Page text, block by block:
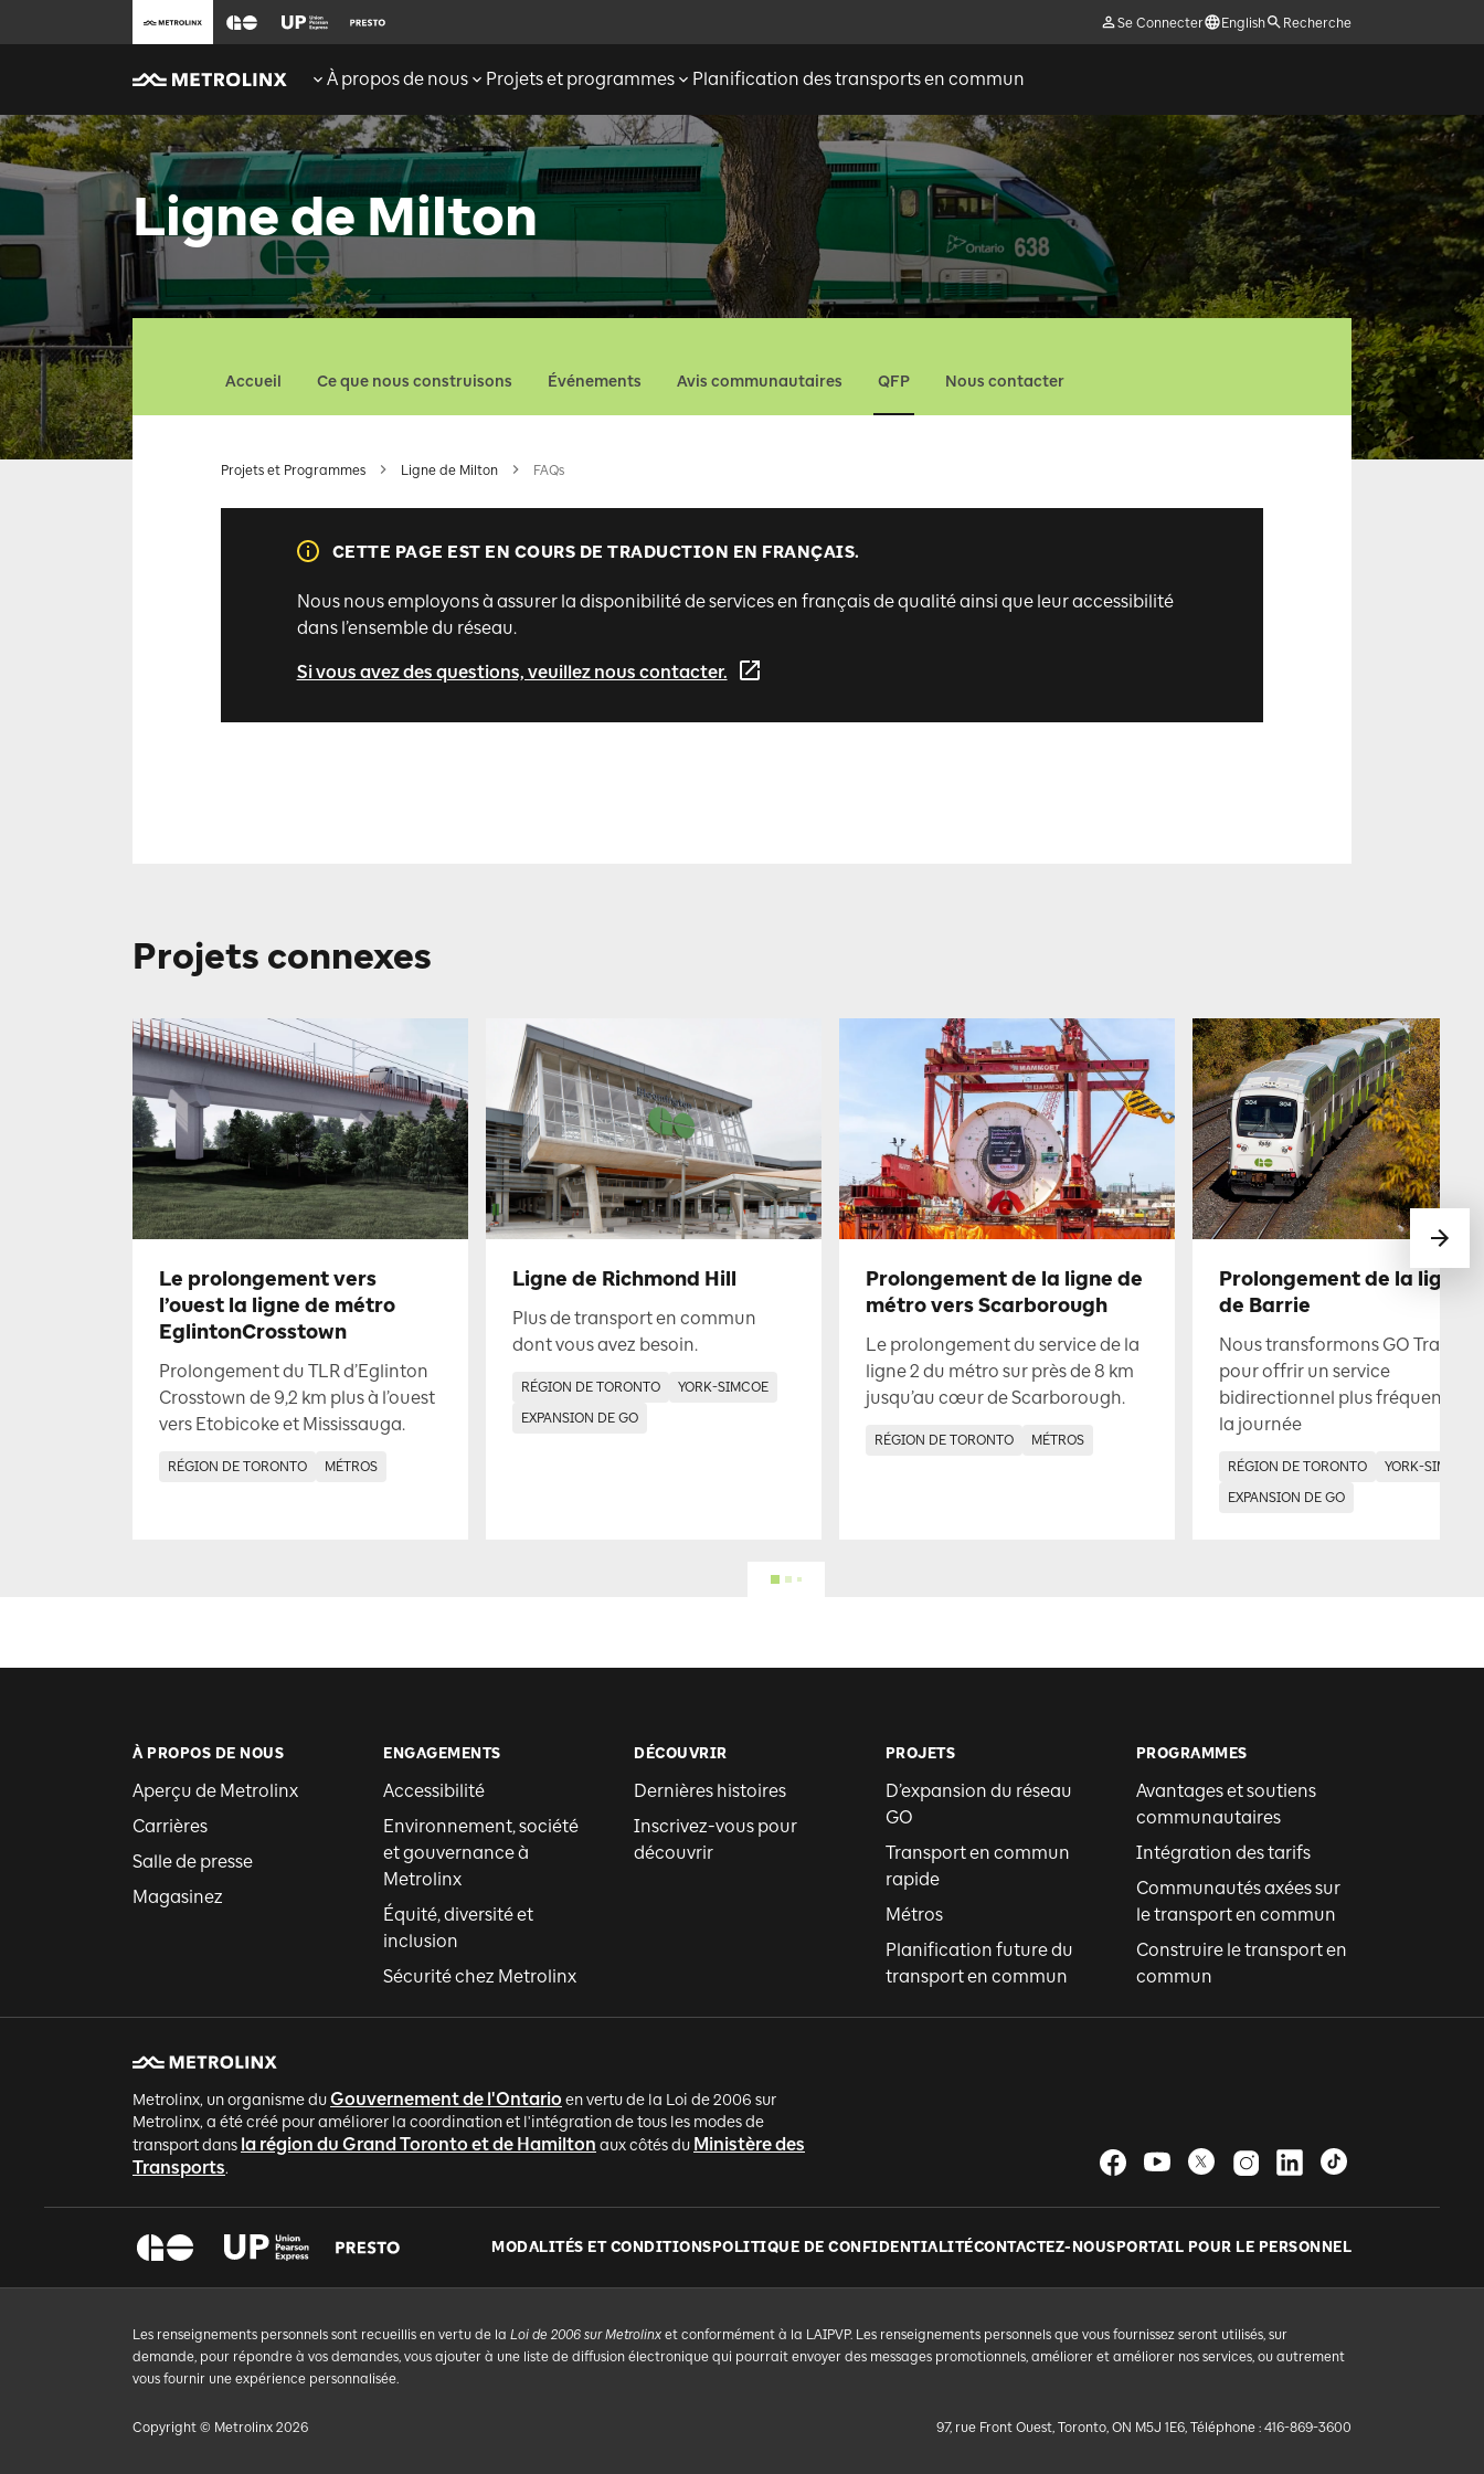
Se Connecter English Recherche
À propos de nous Projets et programmes Planification des transports en commun
Ligne de Milton
Accueil Ce que nous construisons Événements Avis communautaires QFP Nous contacter
Projets et Programmes Ligne de Milton FAQs
CETTE PAGE EST EN COURS DE TRADUCTION EN FRANÇAIS.
Nous nous employons à assurer la disponibilité de services en français de qualité ainsi que leur accessibilité
dans l’ensemble du réseau.
Si vous avez des questions, veuillez nous contacter.
Projets connexes
Le prolongement vers
l’ouest la ligne de métro
EglintonCrosstown
Prolongement du TLR d’Eglinton
Crosstown de 9,2 km plus à l’ouest
vers Etobicoke et Mississauga.
RÉGION DE TORONTO MÉTROS
Ligne de Richmond Hill
Plus de transport en commun
dont vous avez besoin.
RÉGION DE TORONTO
YORK-SIMCOE
EXPANSION DE GO
Prolongement de la ligne de
métro vers Scarborough
Le prolongement du service de la
ligne 2 du métro sur près de 8 km
jusqu’au cœur de Scarborough.
RÉGION DE TORONTO MÉTROS
Prolongement de la ligne
de Barrie
Nous transformons GO Transit
pour offrir un service
bidirectionnel plus fréquent
la journée
RÉGION DE TORONTO
YORK-SIMCOE
EXPANSION DE GO
À PROPOS DE NOUS
Aperçu de Metrolinx
Carrières
Salle de presse
Magasinez
ENGAGEMENTS
Accessibilité
Environnement, société
et gouvernance à
Metrolinx
Équité, diversité et
inclusion
Sécurité chez Metrolinx
DÉCOUVRIR
Dernières histoires
Inscrivez-vous pour
découvrir
PROJETS
D’expansion du réseau
GO
Transport en commun
rapide
Métros
Planification future du
transport en commun
PROGRAMMES
Avantages et soutiens
communautaires
Intégration des tarifs
Communautés axées sur
le transport en commun
Construire le transport en
commun
Metrolinx, un organisme duGouvernement de l'Ontario en vertu de la Loi de 2006 sur
Metrolinx, a été créé pour améliorer la coordination et l'intégration de tous les modes de
transport dans la région du Grand Toronto et de Hamilton aux côtés du Ministère des
Transports.
MODALITÉS ET CONDITIONS POLITIQUE DE CONFIDENTIALITÉCONTACTEZ-NOUS PORTAIL POUR LE PERSONNEL
Les renseignements personnels sont recueillis en vertu de la Loi de 2006 sur Metrolinx et conformément à la LAIPVP. Les renseignements personnels que vous fournissez seront utilisés, sur
demande, pour répondre à vos demandes, vous ajouter à une liste de diffusion électronique qui pourrait envoyer des messages promotionnels, améliorer et améliorer nos services, ou autrement
vous fournir une expérience personnalisée.
97, rue Front Ouest, Toronto, ON M5J 1E6, Téléphone : 416-869-3600
Copyright © Metrolinx 2026